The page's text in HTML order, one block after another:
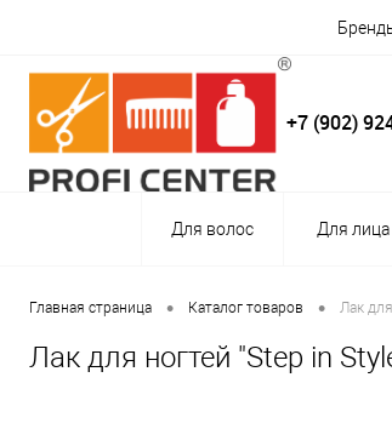
+7 (902)
Для волос Для лица
Главная страница • Каталог товаров • Лак
Лак для ногтей "Step in